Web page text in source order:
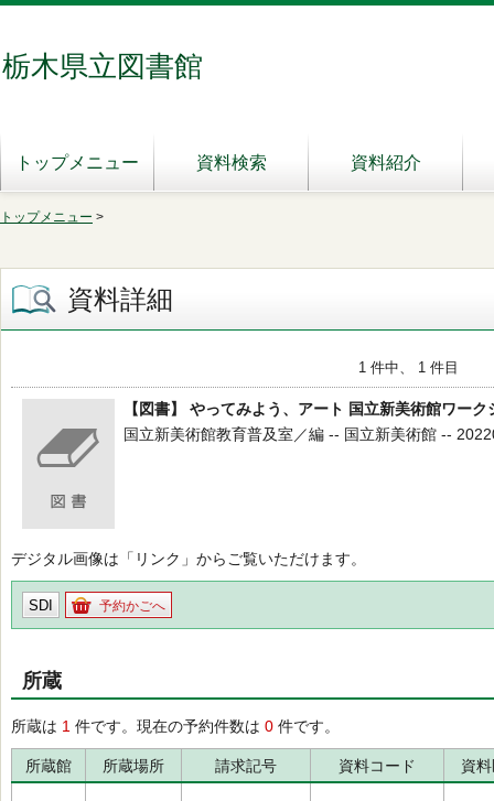
栃木県立図書館
トップメニュー 資料検索 資料紹介
トップメニュー >
資料詳細
1 件中、 1 件目
【図書】 やってみよう、アート 国立新美術館ワー
国立新美術館教育普及室／編 -- 国立新美術館 --
デジタル画像は「リンク」からご覧いただけます。
SDI 予約かごへ
所蔵
所蔵は 1 件です。現在の予約件数は 0 件です。
所蔵館 所蔵場所 請求記号 資料コード 資